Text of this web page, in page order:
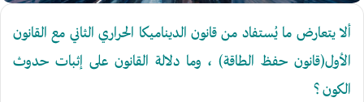
ألا يتعارض ما يُستفاد من قانون الديناميكا الحراري الثاني مع القانون
الأول(قانون حفظ الطاقة) ، وما دلالة القانون على إثبات حدوث
الكون ؟